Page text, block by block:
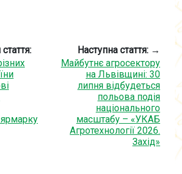
Наступна стаття: →
Майбутнє агросектору
на Львівщині: 30
липня відбудеться
польова подія
національного
масштабу – «УКАБ
Агротехнології 2026.
Захід»